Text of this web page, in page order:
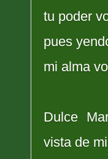
tu poder
pues
mi alma
Dulce
vista de